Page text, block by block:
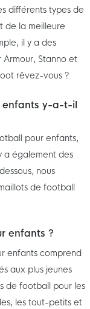
différents types de
de la meilleure
il y a des
Stanno et
rêvez-vous ?
enfants y-a-t-il
pour enfants,
a également des
nous
de football
enfants ?
enfants comprend
aux plus jeunes
de football pour les
les tout-petits et